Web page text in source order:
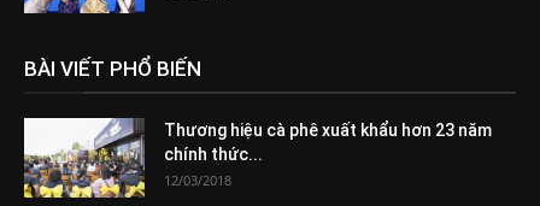
BÀI VIẾT PHỔ BIẾN
Thương hiệu cà phê xuất khẩu hơn 23 năm
chính thức...
12/03/2018